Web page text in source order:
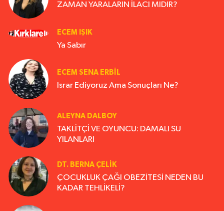
ZAMAN YARALARIN İLACI MIDIR?
ECEM IŞIK
Ya Sabır
ECEM SENA ERBIL
Israr Ediyoruz Ama Sonuçları Ne?
ALEYNA DALBOY
TAKLİTÇİ VE OYUNCU: DAMALI SU
YILANLARI
DT. BERNA ÇELIK
ÇOCUKLUK ÇAĞI OBEZİTESİ NEDEN BU
KADAR TEHLİKELİ?